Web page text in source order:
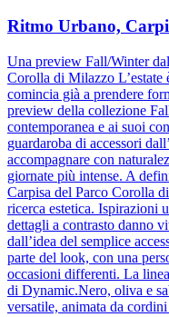
Ritmo Urbano,
Una preview Fall/Winter
Corolla di Milazzo L’estate
comincia già a prendere
preview della collezione
contemporanea e ai suoi
guardaroba di accessori
accompagnare con
giornate più intense. A
Carpisa del Parco Corolla
ricerca estetica. Ispirazioni
dettagli a contrasto danno
dall’idea del semplice
parte del look, con una
occasioni differenti. La
di Dynamic.Nero, oliva e
versatile, animata da